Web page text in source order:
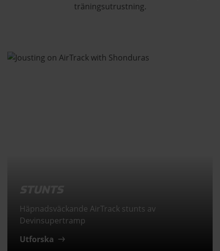
träningsutrustning.
STUNTS
Häpnadsväckande AirTrack stunts av
Devinsupertramp
Utforska